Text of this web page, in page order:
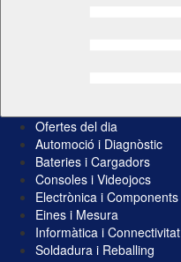
Ofertes del dia
Automoció i Diagnòstic
Bateries i Cargadors
Consoles i Videojocs
Electrònica i Components
Eines i Mesura
Informàtica i Connectivitat
Soldadura i Reballing